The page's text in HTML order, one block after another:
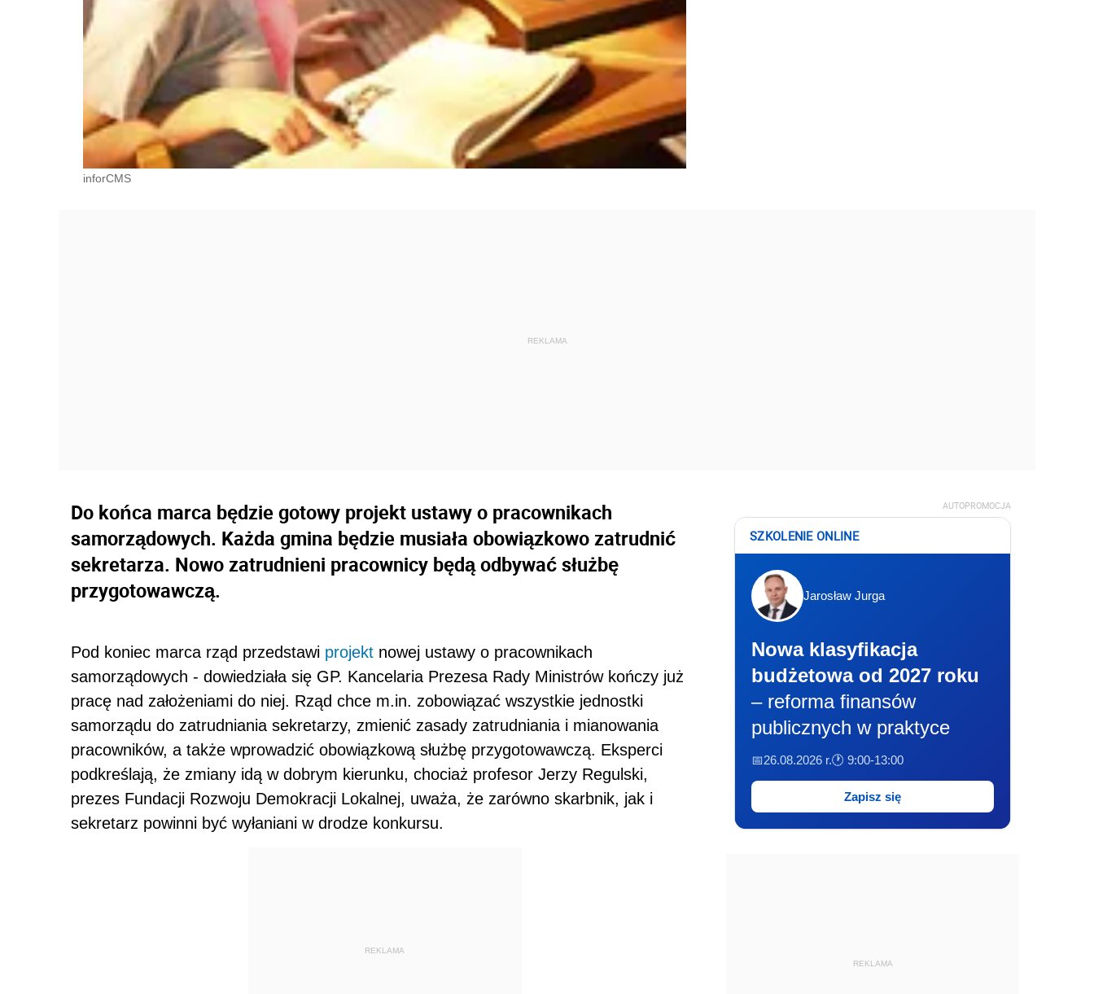
inforCMS
Do końca marca będzie gotowy projekt ustawy o pracownikach
samorządowych. Każda gmina będzie musiała obowiązkowo zatrudnić
sekretarza. Nowo zatrudnieni pracownicy będą odbywać służbę
przygotowawczą.
Pod koniec marca rząd przedstawi projekt nowej ustawy o pracownikach
samorządowych - dowiedziała się GP. Kancelaria Prezesa Rady Ministrów kończy już
pracę nad założeniami do niej. Rząd chce m.in. zobowiązać wszystkie jednostki
samorządu do zatrudniania sekretarzy, zmienić zasady zatrudniania i mianowania
pracowników, a także wprowadzić obowiązkową służbę przygotowawczą. Eksperci
podkreślają, że zmiany idą w dobrym kierunku, chociaż profesor Jerzy Regulski,
prezes Fundacji Rozwoju Demokracji Lokalnej, uważa, że zarówno skarbnik, jak i
sekretarz powinni być wyłaniani w drodze konkursu.
REKLAMA
AUTOPROMOCJA
SZKOLENIE ONLINE
Jarosław Jurga
Nowa klasyfikacja
budżetowa od 2027 roku
– reforma finansów
publicznych w praktyce
📅26.08.2026 r.🕐 9:00-13:00
Zapisz się
REKLAMA